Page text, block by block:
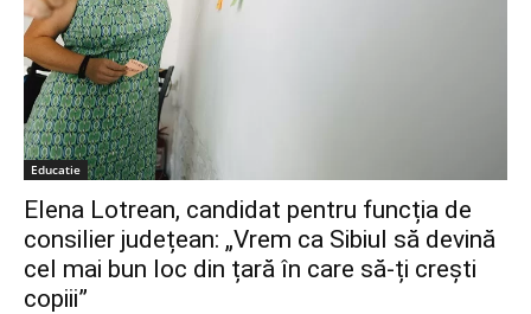
Educatie
Elena Lotrean, candidat pentru funcția de
consilier județean: „Vrem ca Sibiul să devină
cel mai bun loc din țară în care să-ți crești
copiii”